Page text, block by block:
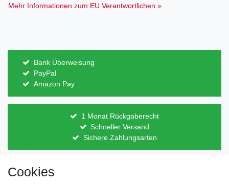
Mehr Informationen zum EU Verantwortlichen »
Bank Überweisung
PayPal
Amazon Pay
1 Monat Rückgaberecht
Schneller Versand
Sichere Zahlungsarten
Direkt vom Hersteller
Cookies